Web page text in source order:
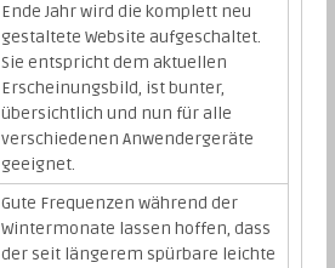
Ende Jahr wird die komplett neu
gestaltete Website aufgeschaltet.
Sie entspricht dem aktuellen
Erscheinungsbild, ist bunter,
übersichtlich und nun für alle
verschiedenen Anwendergeräte
geeignet.
Gute Frequenzen während der
Wintermonate lassen hoffen, dass
der seit längerem spürbare leichte